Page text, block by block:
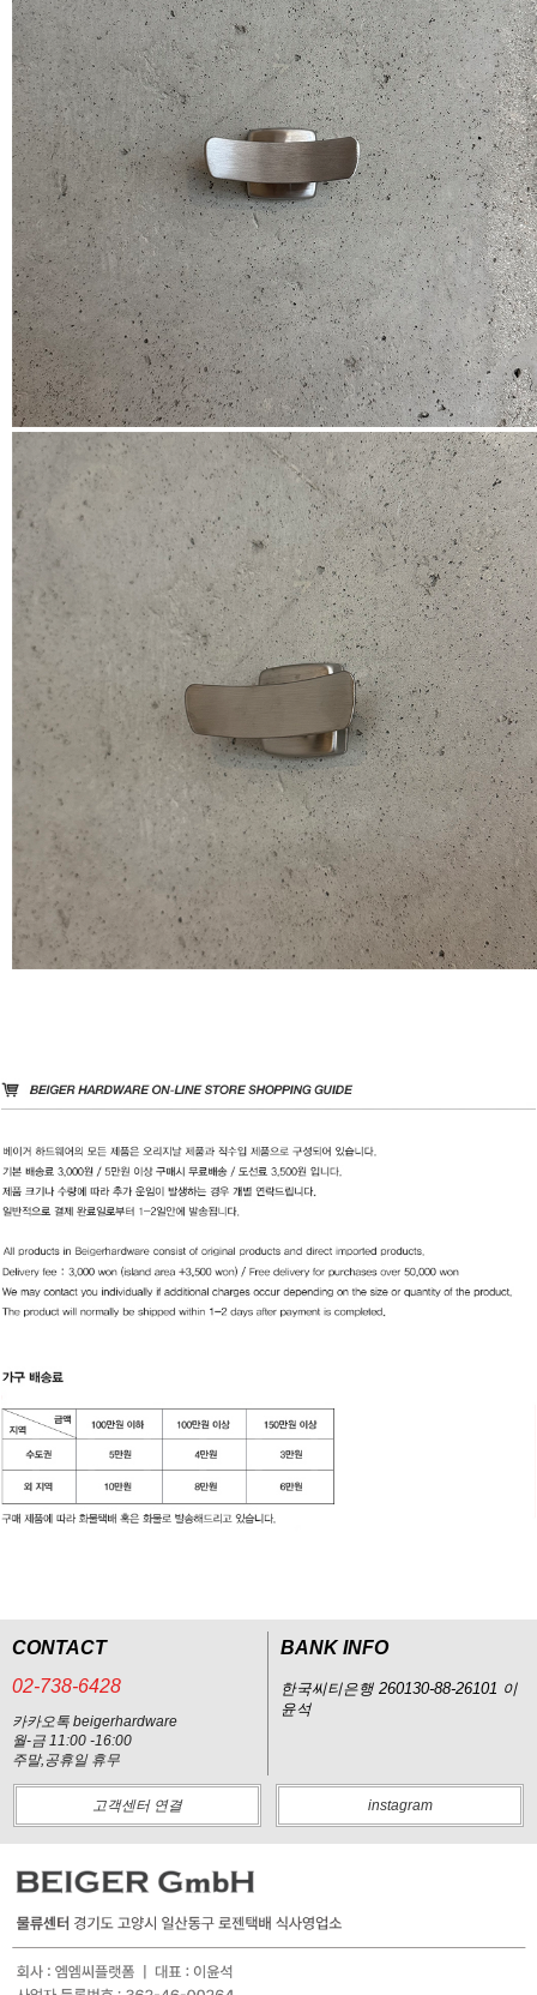
CONTACT
02-738-6428
카카오톡 beigerhardware
월-금 11:00 -16:00
주말,공휴일 휴무
BANK INFO
한국씨티은행 260130-88-26101 이
윤석
고객센터 연결 instagram